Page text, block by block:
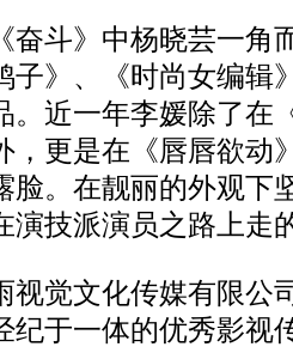
斗》中杨晓芸一角
子》、《时尚女编辑
。近一年李媛除了在
，更是在《唇唇欲动
脸。在靓丽的外观下
演技派演员之路上走
觉文化传媒有限公
纪于一体的优秀影视